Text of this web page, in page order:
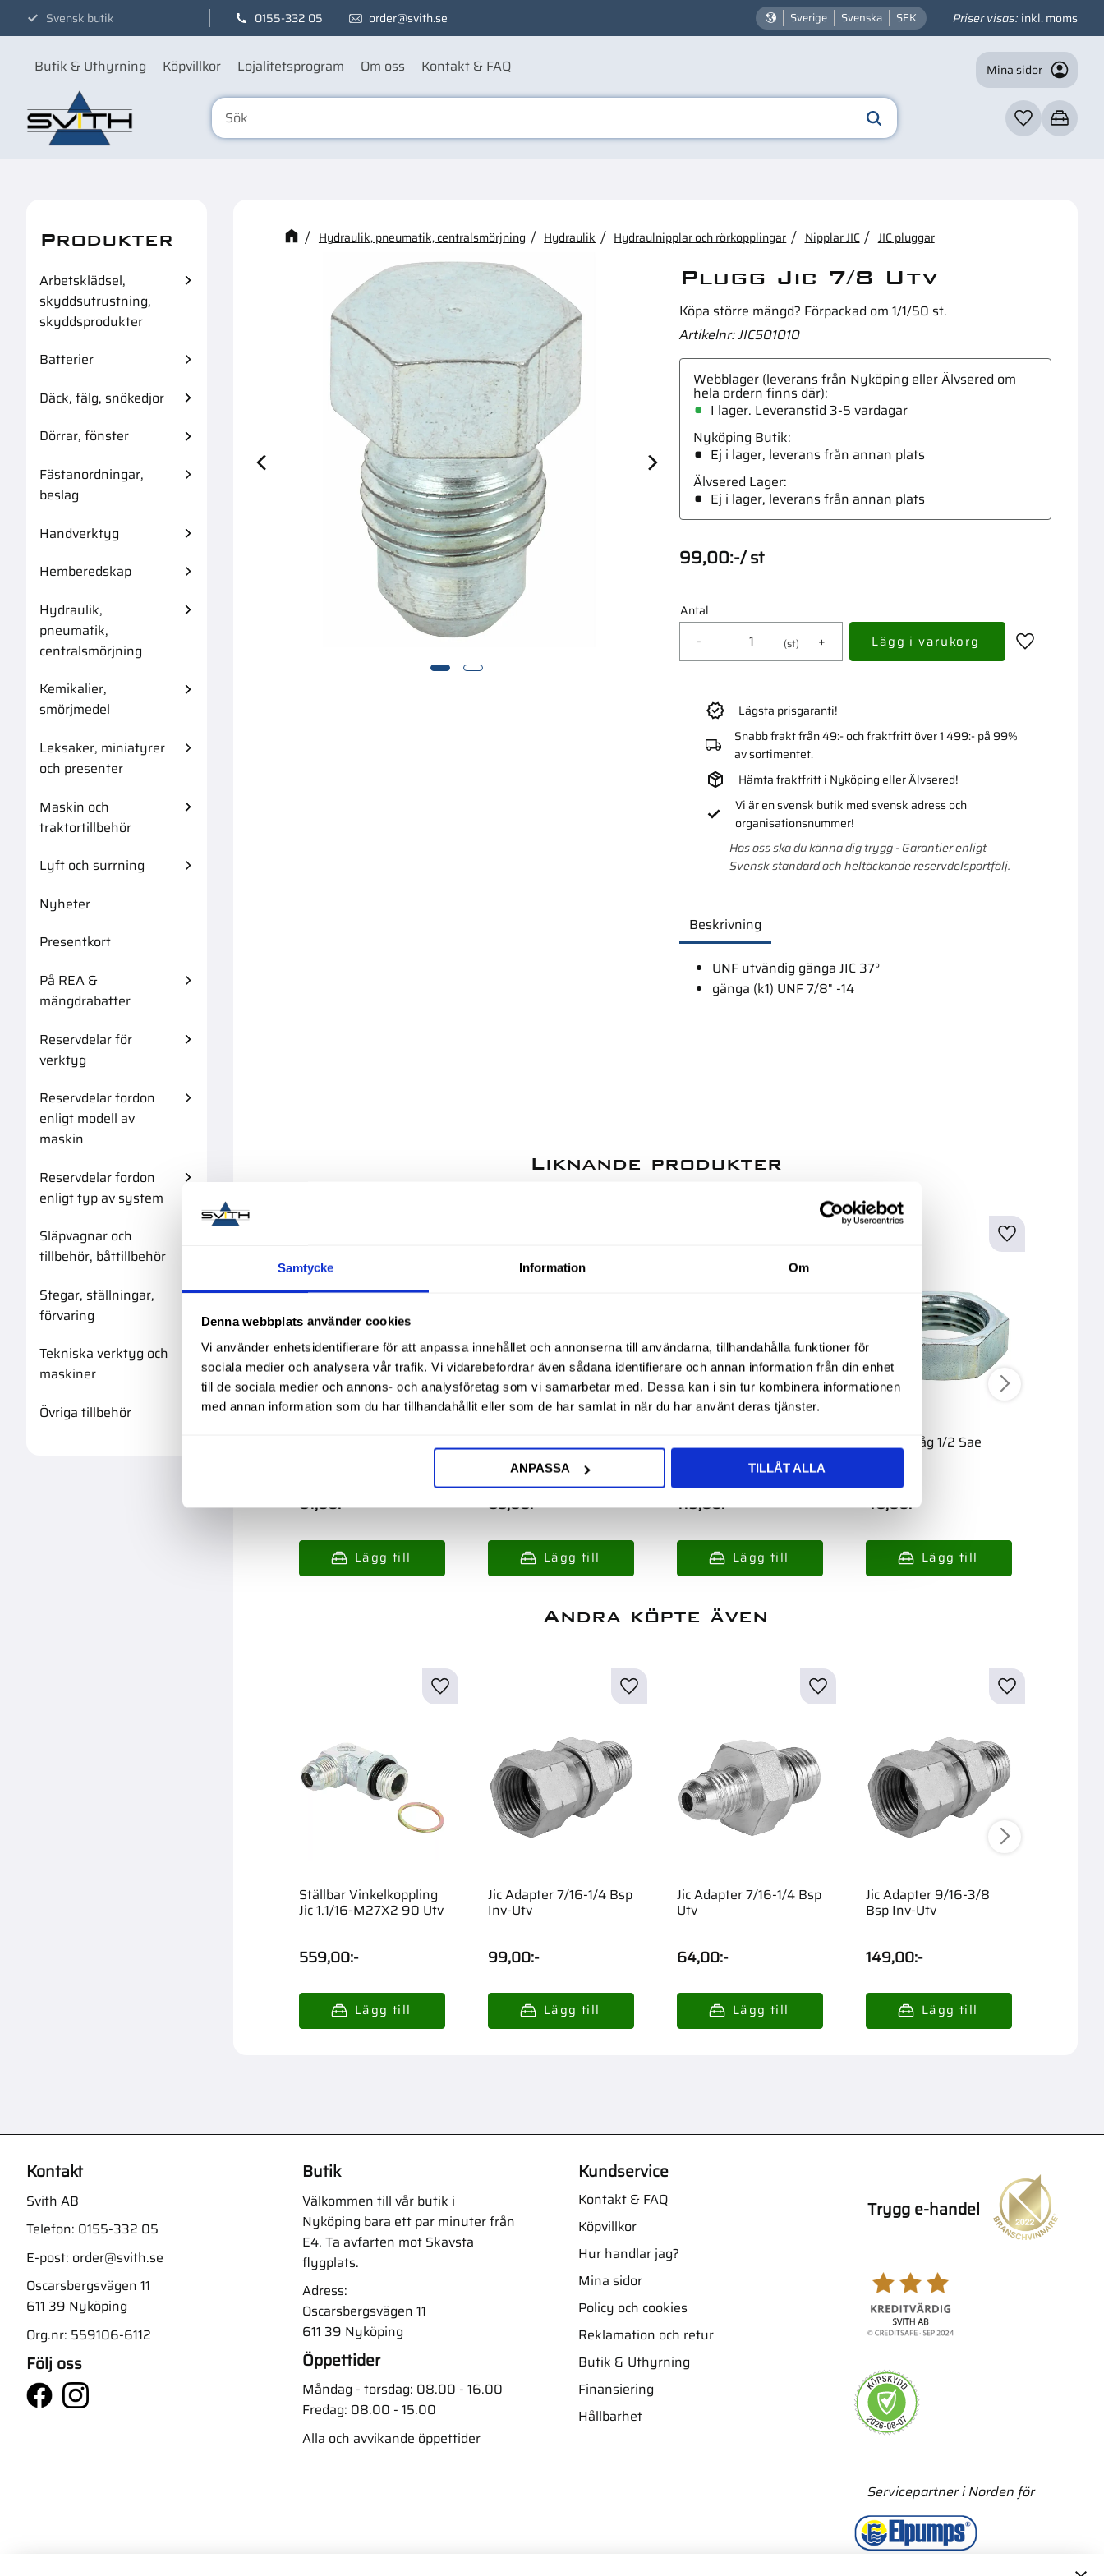
Samtycke Information Om
Denna webbplats använder cookies
Vi använder enhetsidentifierare för att anpassa innehållet och annonserna till användarna, tillhandahålla funktioner för
sociala medier och analysera vår trafik. Vi vidarebefordrar även sådana identifierare och annan information från din enhet
till de sociala medier och annons- och analysföretag som vi samarbetar med. Dessa kan i sin tur kombinera informationen
med annan information som du har tillhandahållit eller som de har samlat in när du har använt deras tjänster.
ANPASSA TILLÅT ALLA
Svensk butik 0155-332 05 order@svith.se Sverige Svenska SEK Priser visas inkl. moms
Butik & Uthyrning Köpvillkor Lojalitetsprogram Om oss Kontakt & FAQ Mina sidor
Favoriter
Kundvagn
Kanske någon av dessa produkter kan intressera dig?
Adapter Bsp 3/8-M10X1.5 Utv
Hydraulik, pneumatik, centralsmörjning Hydraulik Hydraulnipplar och rörkopplingar Nipplar JIC JIC pluggar
Plugg Jic 7/8 Utv
Köpa större mängd? Förpackad om 1/1/50 st.
Artikelnr JIC501010
99,00:-/st
Antal
st +
- Lägg till i
Lägsta prisgaranti!
Snabb frakt från 49:- och fraktfritt över 1 499:- på 99%
av sortimentet.
Hämta fraktfritt i Nyköping eller Älvsered!
Vi är en svensk butik med svensk adress och
organisationsnummer!
Hos oss ska du känna dig trygg - Garantier enligt
Svensk standard och heltäckande reservdelsportfölj.
Webblager (leverans från Nyköping eller Älvsered om
hela ordern finns där)
I lager. Leveranstid 3-5 vardagar
Nyköping Butik
Ej i lager, leverans från annan plats
Älvsered Lager
Ej i lager, leverans från annan plats
Beskrivning
UNF utvändig gänga JIC 37°
gänga (k1) UNF 7/8" -14
Liknande produkter
81,00:- 85,00:- 119,00:-
Mutter Låg 1/2 Sae
48,00:-
Andra köpte även
Ställbar Vinkelkoppling
Jic 1.1/16-M27X2 90 Utv
559,00:-
Jic Adapter 7/16-1/4 Bsp
Inv-Utv
99,00:-
Jic Adapter 7/16-1/4 Bsp
Utv
64,00:-
Jic Adapter 9/16-3/8
Bsp Inv-Utv
149,00:-
Produkter
Arbetsklädsel,
skyddsutrustning,
skyddsprodukter
Batterier
Däck, fälg, snökedjor
Dörrar, fönster
Fästanordningar,
beslag
Handverktyg
Hemberedskap
Hydraulik,
pneumatik,
centralsmörjning
Kemikalier,
smörjmedel
Leksaker, miniatyrer
och presenter
Maskin och
traktortillbehör
Lyft och surrning
Nyheter
Presentkort
På REA &
mängdrabatter
Reservdelar för
verktyg
Reservdelar fordon
enligt modell av
maskin
Reservdelar fordon
enligt typ av system
Släpvagnar och
tillbehör, båttillbehör
Stegar, ställningar,
förvaring
Tekniska verktyg och
maskiner
Övriga tillbehör
Kontakt
Svith AB
Telefon: 0155-332 05
E-post: order@svith.se
Oscarsbergsvägen 11
611 39 Nyköping
Org.nr: 559106-6112
Följ oss
Butik
Välkommen till vår butik i
Nyköping bara ett par minuter från
E4. Ta avfarten mot Skavsta
flygplats.
Adress:
Oscarsbergsvägen 11
611 39 Nyköping
Öppettider
Måndag - torsdag: 08.00 - 16.00
Fredag: 08.00 - 15.00
Alla och avvikande öppettider
Kundservice
Kontakt & FAQ
Köpvillkor
Hur handlar jag?
Mina sidor
Policy och cookies
Reklamation och retur
Butik & Uthyrning
Finansiering
Hållbarhet
Trygg e-handel
Servicepartner i Norden för